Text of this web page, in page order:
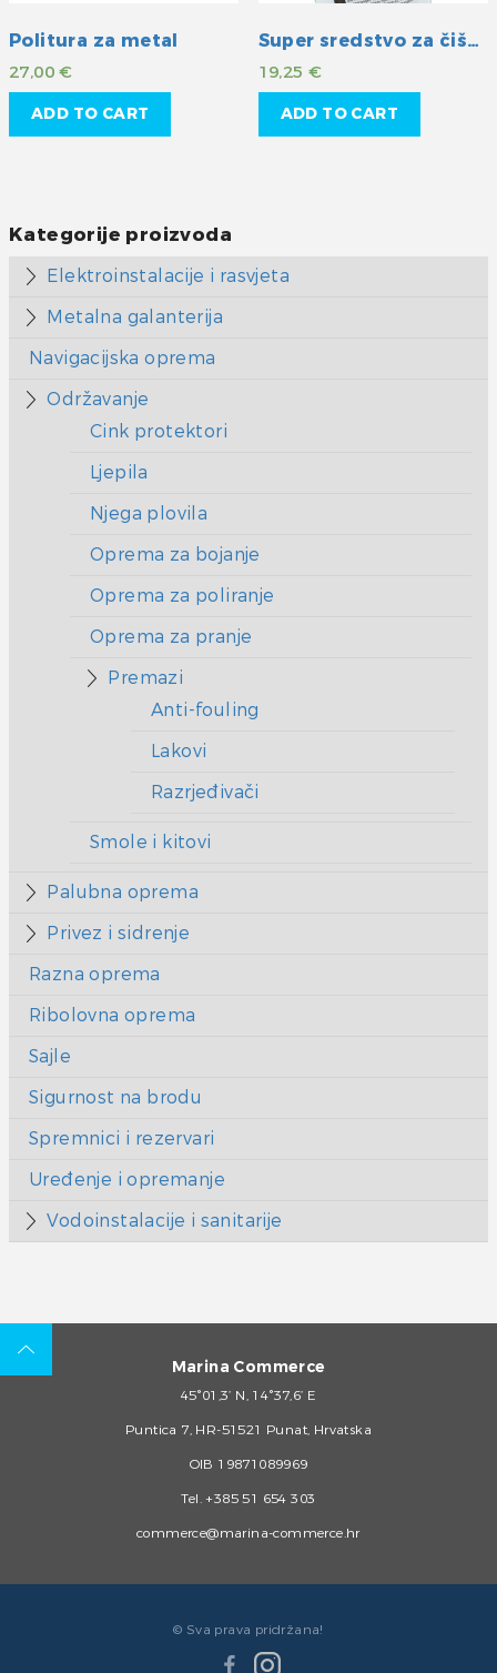
Politura za metal
27,00€
ADD TO CART
Super sredstvo za čišćenje jedara i platna
19,25€
ADD TO CART
Kategorije proizvoda
Elektroinstalacije i rasvjeta
Metalna galanterija
Navigacijska oprema
Održavanje
Cink protektori
Ljepila
Njega plovila
Oprema za bojanje
Oprema za poliranje
Oprema za pranje
Premazi
Anti-fouling
Lakovi
Razrjeđivači
Smole i kitovi
Palubna oprema
Privez i sidrenje
Razna oprema
Ribolovna oprema
Sajle
Sigurnost na brodu
Spremnici i rezervari
Uređenje i opremanje
Vodoinstalacije i sanitarije
Marina Commerce
45°01,3’ N, 14°37,6’ E
Puntica 7, HR-51521 Punat, Hrvatska
OIB 19871089969
Tel. +385 51 654 303
commerce@marina-commerce.hr
© Sva prava pridržana!